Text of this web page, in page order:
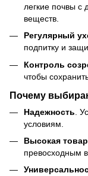
легкие почвы с
веществ.
Регулярный
подпитку и
Контроль
чтобы
Почему
Надежность .
условиям.
Высокая
превосходным